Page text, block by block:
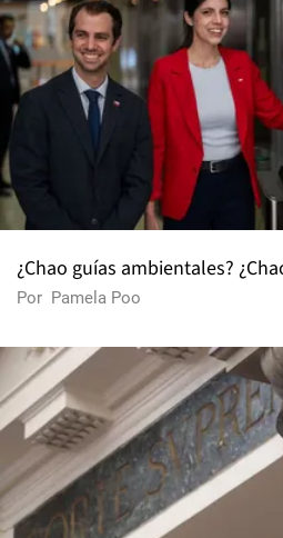
¿Chao guías ambientales?
Por Pamela Poo